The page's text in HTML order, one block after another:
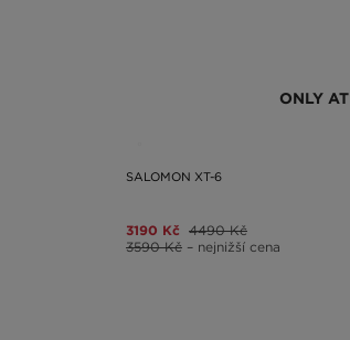
ONLY AT
SALOMON XT-6
3190 Kč 4490 Kč
3590 Kč – nejnižší cena